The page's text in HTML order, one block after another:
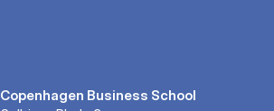
Copenhagen Business School